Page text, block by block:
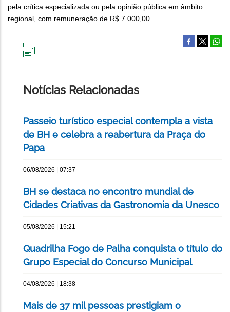
pela crítica especializada ou pela opinião pública em âmbito
regional, com remuneração de R$ 7.000,00.
Notícias Relacionadas
Passeio turístico especial contempla a vista
de BH e celebra a reabertura da Praça do
Papa
06/08/2026 | 07:37
BH se destaca no encontro mundial de
Cidades Criativas da Gastronomia da Unesco
05/08/2026 | 15:21
Quadrilha Fogo de Palha conquista o título do
Grupo Especial do Concurso Municipal
04/08/2026 | 18:38
Mais de 37 mil pessoas prestigiam o